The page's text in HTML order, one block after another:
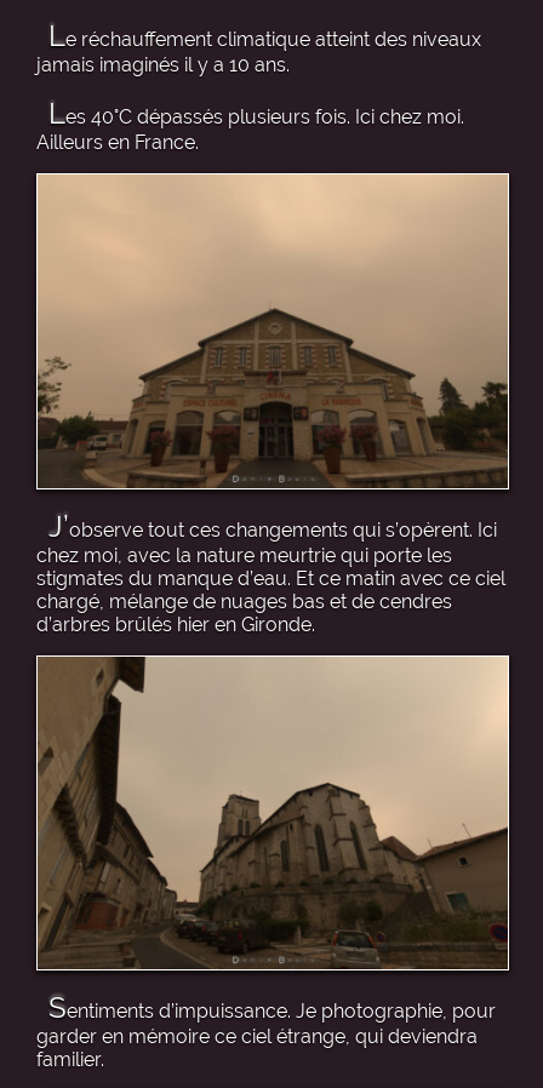
Le réchauffement climatique atteint des niveaux
jamais imaginés il y a 10 ans.
Les 40°C dépassés plusieurs fois. Ici chez moi.
Ailleurs en France.
J’observe tout ces changements qui s’opèrent. Ici
chez moi, avec la nature meurtrie qui porte les
stigmates du manque d’eau. Et ce matin avec ce ciel
chargé, mélange de nuages bas et de cendres
d’arbres brûlés hier en Gironde.
Sentiments d’impuissance. Je photographie, pour
garder en mémoire ce ciel étrange, qui deviendra
familier.